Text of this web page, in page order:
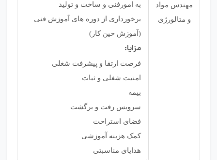
مهندس مواد
و متالورژی
به امورفنی و ساخت و تولید
برخورداری از دوره های آموزش فنی
(آموزش حین کار)
مزایا:
فرصت ارتقا و پیشرفت شغلی
امنیت شغلی و ثبات
بیمه
سرویس رفت و برگشت
فضای استراحت
کمک هزینه آموزشی
هدایای مناسبتی